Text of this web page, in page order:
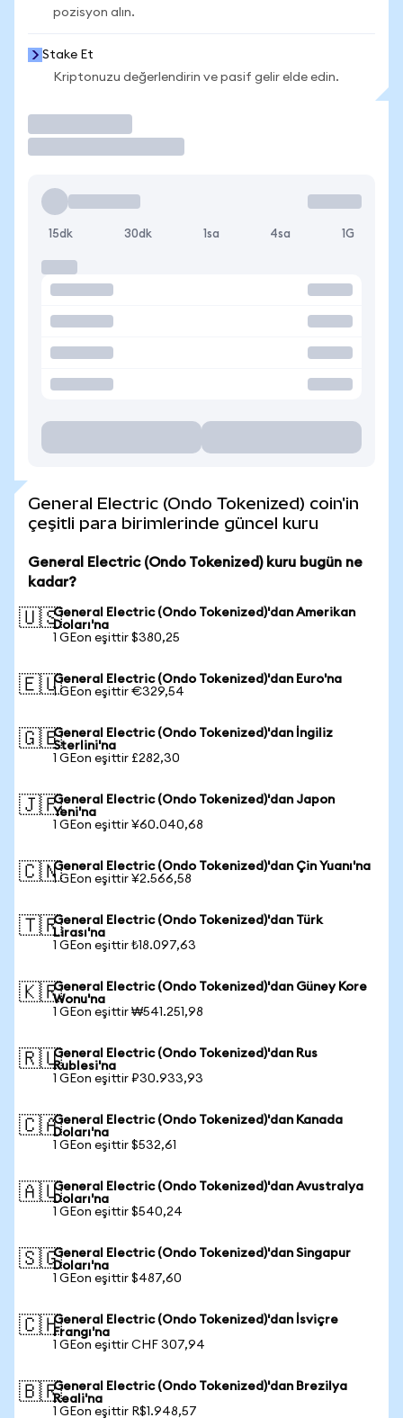
pozisyon alın.
Stake Et
Kriptonuzu değerlendirin ve pasif gelir elde edin.
15dk 30dk 1sa 4sa 1G
General Electric (Ondo Tokenized) coin'in
çeşitli para birimlerinde güncel kuru
General Electric (Ondo Tokenized) kuru bugün ne
kadar?
🇺🇸General Electric (Ondo Tokenized)'dan Amerikan
Doları'na
1 GEon eşittir $380,25
🇪🇺General Electric (Ondo Tokenized)'dan Euro'na
1 GEon eşittir €329,54
🇬🇧General Electric (Ondo Tokenized)'dan İngiliz
Sterlini'na
1 GEon eşittir £282,30
🇯🇵General Electric (Ondo Tokenized)'dan Japon
Yeni'na
1 GEon eşittir ¥60.040,68
🇨🇳General Electric (Ondo Tokenized)'dan Çin Yuanı'na
1 GEon eşittir ¥2.566,58
🇹🇷General Electric (Ondo Tokenized)'dan Türk
Lirası'na
1 GEon eşittir ₺18.097,63
🇰🇷General Electric (Ondo Tokenized)'dan Güney Kore
Wonu'na
1 GEon eşittir ₩541.251,98
🇷🇺General Electric (Ondo Tokenized)'dan Rus
Rublesi'na
1 GEon eşittir ₽30.933,93
🇨🇦General Electric (Ondo Tokenized)'dan Kanada
Doları'na
1 GEon eşittir $532,61
🇦🇺General Electric (Ondo Tokenized)'dan Avustralya
Doları'na
1 GEon eşittir $540,24
🇸🇬General Electric (Ondo Tokenized)'dan Singapur
Doları'na
1 GEon eşittir $487,60
🇨🇭General Electric (Ondo Tokenized)'dan İsviçre
Frangı'na
1 GEon eşittir CHF 307,94
🇧🇷General Electric (Ondo Tokenized)'dan Brezilya
Reali'na
1 GEon eşittir R$1.948,57